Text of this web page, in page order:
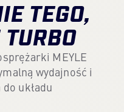
TEGO,
MEYLE
wydajność i
układu